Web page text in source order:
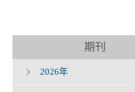
期刊
2026年